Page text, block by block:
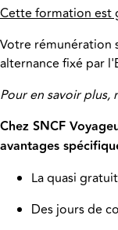
Cette formation est
Votre rémunération
alternance fixé par
Pour en savoir plus,
Chez SNCF
avantages
La quasi
Des jours de